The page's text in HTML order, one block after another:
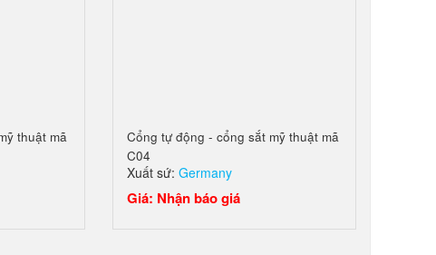
thuật mã
Cổng tự động - cổng sắt mỹ thuật mã
C04
Xuất sứ: Germany
Giá: Nhận báo giá